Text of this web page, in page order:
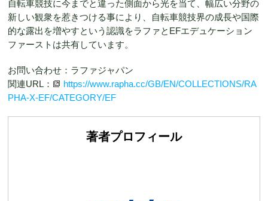
自転車競技に今までと違った側面から光を当て、幅広い分野の
新しい観衆を惹きつける事により、自転車競技界の成長や国際
的な露出を増やすという認識をラファとEFエデュケーション
ファーストは共有しています。
お問い合わせ：ラファジャパン
関連URL：
https://www.rapha.cc/GB/EN/COLLECTIONS/RA
PHA-X-EF/CATEGORY/EF
著者プロフィール